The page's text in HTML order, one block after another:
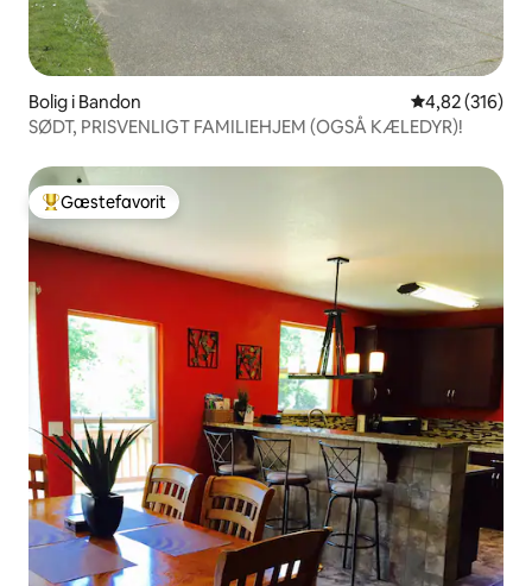
Bolig i Bandon 4,82 ud af 5 i
4,82 (316)
SØDT, PRISVENLIGT FAMILIEHJEM (OGSÅ KÆLEDYR)!
Bedste gæstefavorit
Gæstefavorit